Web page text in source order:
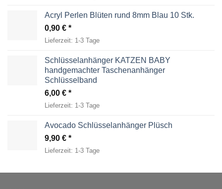
Acryl Perlen Blüten rund 8mm Blau 10 Stk.
0,90 €
Lieferzeit: 1-3 Tage
Schlüsselanhänger KATZEN BABY
handgemachter Taschenanhänger
Schlüsselband
6,00 €
Lieferzeit: 1-3 Tage
Avocado Schlüsselanhänger Plüsch
9,90 €
Lieferzeit: 1-3 Tage